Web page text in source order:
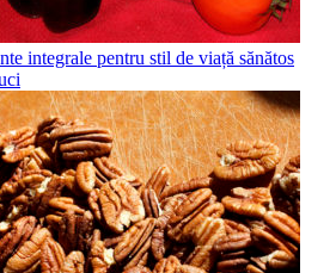
integrale pentru stil de viață sănătos